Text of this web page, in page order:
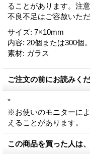
ることがあります。注
不良不足はご容赦いた
サイズ: 7×10mm
内容: 20個または300個。
素材: ガラス
ご注文の前にお読みく
*
※お使いのモニターに
えることがあります。
この商品を買った人は